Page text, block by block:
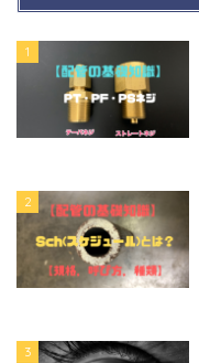
1
2
3